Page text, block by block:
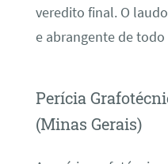
veredito final. O
e abrangente de
Perícia
(Minas Gerais)